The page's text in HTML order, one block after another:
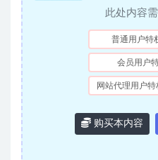
此处内容
普通用户特
会员用户
网站代理用户特
购买本内容